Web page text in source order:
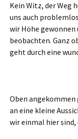
Kein Witz, der Weg
uns auch
wir Höhe gewonnen
beobachten. Ganz
geht durch eine
Oben
an eine kleine
wir einmal hier